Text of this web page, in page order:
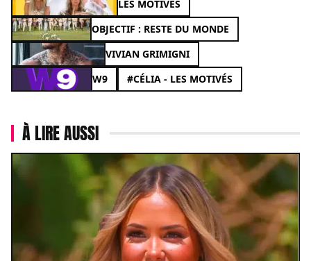
LES MOTIVÉS
OBJECTIF : RESTE DU MONDE
VIVIAN GRIMIGNI
W9
#CÉLIA - LES MOTIVÉS
À LIRE AUSSI